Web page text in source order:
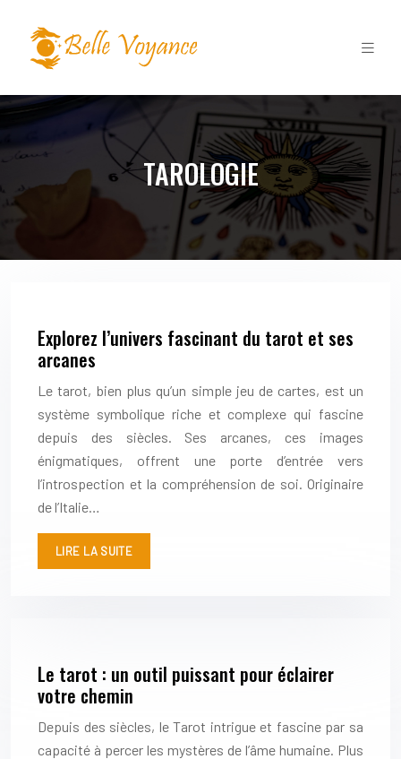
TAROLOGIE
Explorez l’univers fascinant du tarot et ses
arcanes
Le tarot, bien plus qu’un simple jeu de cartes, est un
système symbolique riche et complexe qui fascine
depuis des siècles. Ses arcanes, ces images
énigmatiques, offrent une porte d’entrée vers
l’introspection et la compréhension de soi. Originaire
de l’Italie…
LIRE LA SUITE
Le tarot : un outil puissant pour éclairer
votre chemin
Depuis des siècles, le Tarot intrigue et fascine par sa
capacité à percer les mystères de l’âme humaine. Plus